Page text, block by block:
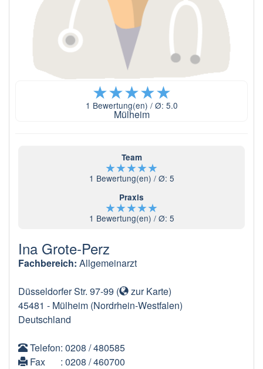
★★★★★
1 Bewertung(en) / Ø: 5.0
Mülheim
Team
★★★★★
1 Bewertung(en) / Ø: 5
Praxis
★★★★★
1 Bewertung(en) / Ø: 5
Ina Grote-Perz
Fachbereich: Allgemeinarzt
Düsseldorfer Str. 97-99 ( zur Karte)
45481 - Mülheim (Nordrhein-Westfalen)
Deutschland
Telefon: 0208 / 480585
Fax
: 0208 / 460700